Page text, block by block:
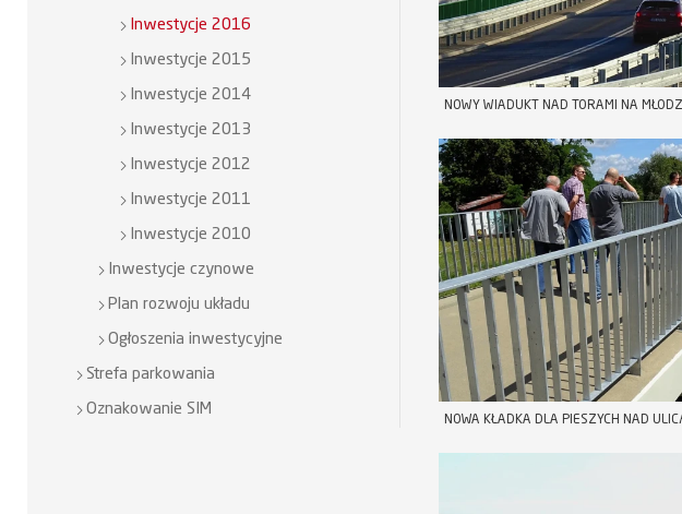
NOWY WIADUKT NAD TORAMI NA
NOWA KŁADKA DLA PIESZYCH NAD
Inwestycje 2016
Inwestycje 2015
Inwestycje 2014
Inwestycje 2013
Inwestycje 2012
Inwestycje 2011
Inwestycje 2010
Inwestycje czynowe
Plan rozwoju układu
Ogłoszenia inwestycyjne
Strefa parkowania
Oznakowanie SIM